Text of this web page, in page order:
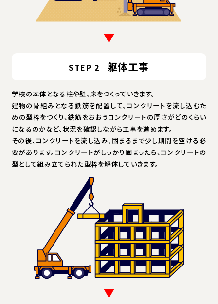
STEP 2 躯体工事
学校の本体となる柱や壁、床をつくっていきます。
建物の骨組みとなる鉄筋を配置して、コンクリートを流し込むた
めの型枠をつくり、鉄筋をおおうコンクリートの厚さがどのくらい
になるのかなど、状況を確認しながら工事を進めます。
その後、コンクリートを流し込み、固まるまで少し期間を空ける必
要があります。コンクリートがしっかり固まったら、コンクリートの
型として組み立てられた型枠を解体していきます。